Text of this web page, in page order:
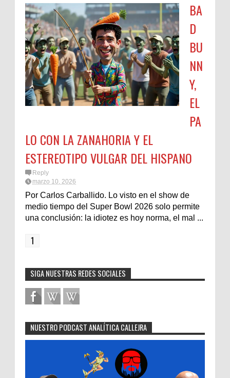
BA
D
BU
NN
Y,
EL
PA
LO CON LA ZANAHORIA Y EL
ESTEREOTIPO VULGAR DEL HISPANO
Reply
marzo 10, 2026
Por Carlos Carballido. Lo visto en el show de
medio tiempo del Super Bowl 2026 solo permite
una conclusión: la idiotez es hoy norma, el mal ...
1
SIGA NUESTRAS REDES SOCIALES
NUESTRO PODCAST ANALÍTICA CALLEJRA